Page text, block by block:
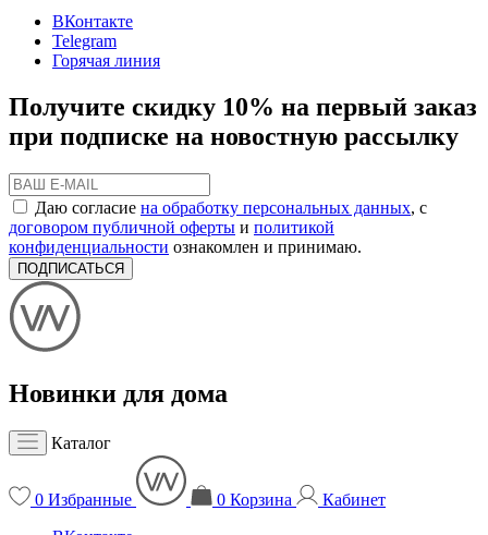
ВКонтакте
Telegram
Горячая линия
Получите скидку 10% на первый заказ
при подписке на новостную рассылку
Даю согласие на обработку персональных данных, с
договором публичной оферты и политикой
конфиденциальности ознакомлен и принимаю.
ПОДПИСАТЬСЯ
Новинки для дома
Каталог
0 Избранные 0 Корзина
Кабинет